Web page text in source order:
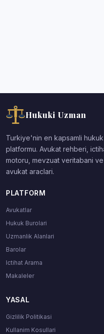
Hukuki Uzman
Turkiye'nin en kapsamli
platformu. Avukat rehberi,
motoru, mevzuat veritabani
avukat araclari.
PLATFORM
Avukatlar
Hukuk Burolari
Uzmanlik Alanlari
Barolar
Ictihat Arama
Makaleler
YASAL
Gizlilik Politikasi
Kullanim Kosullari